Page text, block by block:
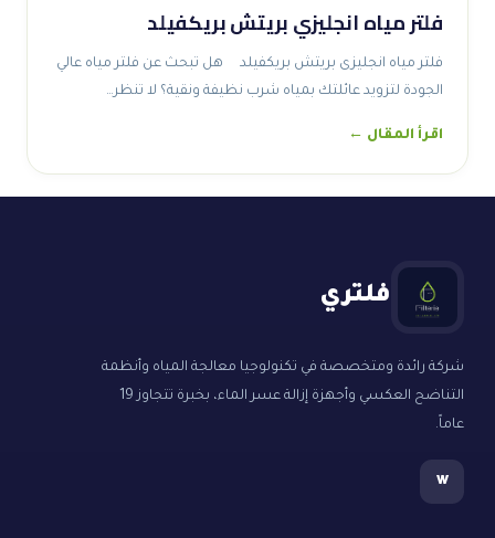
فلتر مياه انجليزي بريتش بريكفيلد
فلتر مياه انجليزى بريتش بريكفيلد هل تبحث عن فلتر مياه عالي
الجودة لتزويد عائلتك بمياه شرب نظيفة ونقية؟ لا تنظر…
اقرأ المقال ←
فلتري
شركة رائدة ومتخصصة في تكنولوجيا معالجة المياه وأنظمة
التناضح العكسي وأجهزة إزالة عسر الماء، بخبرة تتجاوز 19
عاماً.
w